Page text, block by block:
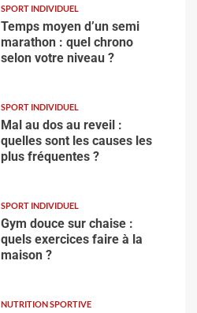
SPORT INDIVIDUEL
Temps moyen d’un semi
marathon : quel chrono
selon votre niveau ?
SPORT INDIVIDUEL
Mal au dos au reveil :
quelles sont les causes les
plus fréquentes ?
SPORT INDIVIDUEL
Gym douce sur chaise :
quels exercices faire à la
maison ?
NUTRITION SPORTIVE